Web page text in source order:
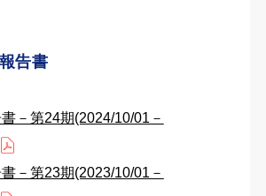
告書
－第24期(2024/10/01－
－第23期(2023/10/01－